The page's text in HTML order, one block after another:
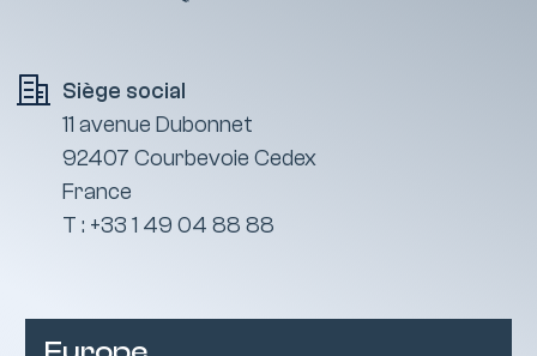
Siège social
11 avenue Dubonnet
92407 Courbevoie Cedex
France
T : +33 1 49 04 88 88